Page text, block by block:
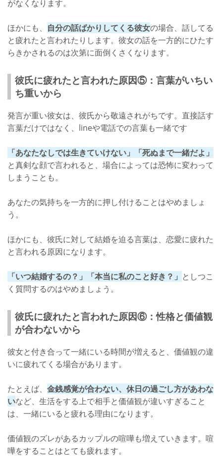
がなくなります。
ほかにも、 自分の話ばかりしてくる彼女の場合、話してる
と疲れたと言われたりします。彼女の話を一方的にひたす
らきかされるのは次第に面倒くさくなります。
彼氏に疲れたと言われた原因⑤：言葉がいちい
ち重いから
発言が重い彼女は、彼氏から敬遠されがちです。直接話す
言葉だけではなく、lineや電話での言葉も一緒です
「あなたなしでは生きていけない」「死ぬまで一緒だよ」
と真剣な顔で言われると、場合によっては恐怖に変わって
しまうことも。
あなたの気持ちを一方的に押し付けることはやめましょ
う。
ほかにも、彼氏に対して結婚を迫る言葉は、恋愛に疲れた
と言われる原因になります。
「いつ結婚するの？」「本当に私のこと好き？」 としつこ
く質問するのはやめましょう。
彼氏に疲れたと言われた原因⑥：性格と価値観
が合わないから
彼女と付き合って一緒にいる時間が増えると、価値観の違
いに疲れてくる場合があります。
たとえば、 金銭感覚が合わない、休日の過ごし方があわな
いなど、生活をする上で相手と価値観が違いすぎること
は、一緒にいると疲れる理由になります。
価値観のズレがあるカップルの喧嘩も増えていきます。喧
嘩をすることはとても疲れます。